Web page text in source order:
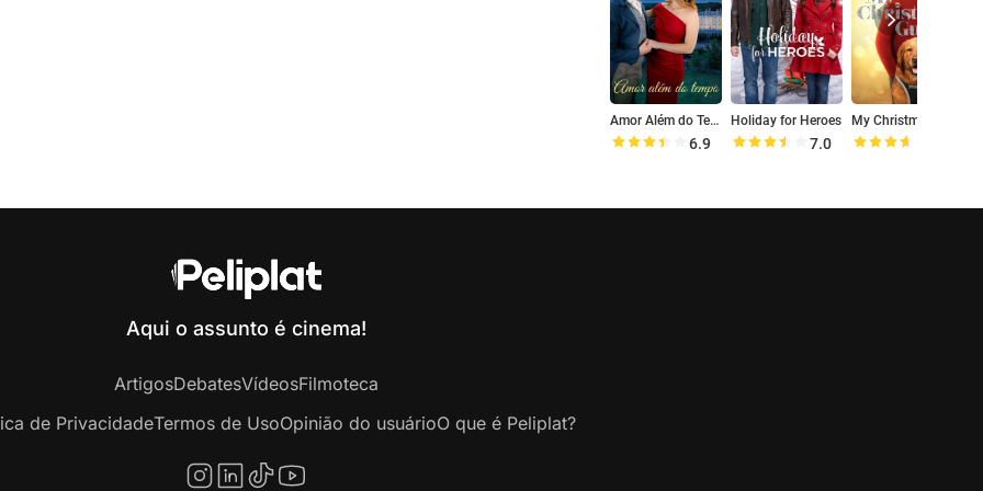
Amor Além do Tempo
6.9
Holiday for Heroes
7.0
Aqui o assunto é cinema!
ArtigosDebatesVídeosFilmoteca
de PrivacidadeTermos de UsoOpinião do usuárioO que é Peliplat?